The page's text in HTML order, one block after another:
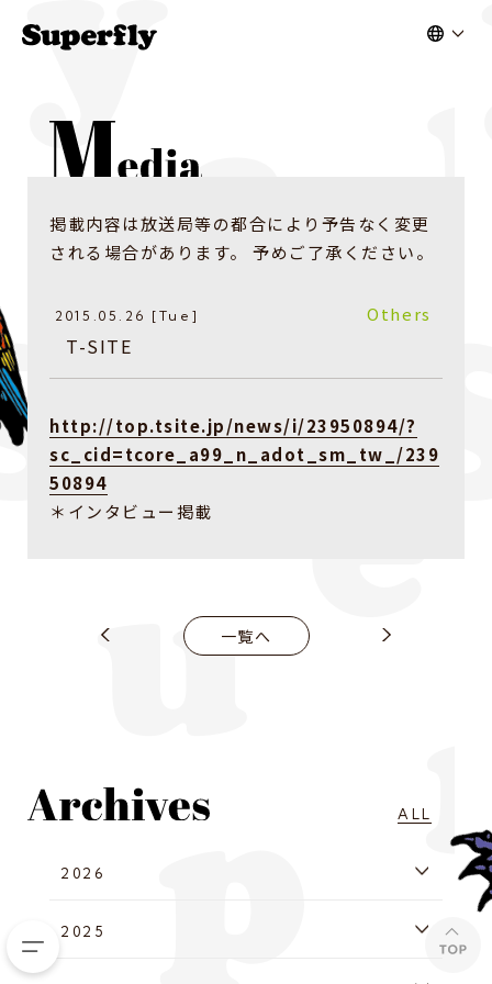
掲載内容は放送局等の都合により予告なく変更
される場合があります。 予めご了承ください。
2015.05.26 [Tue] Others
T-SITE
http://top.tsite.jp/news/i/23950894/?
sc_cid=tcore_a99_n_adot_sm_tw_/239
50894
＊インタビュー掲載
一覧へ
ALL
2026
2025